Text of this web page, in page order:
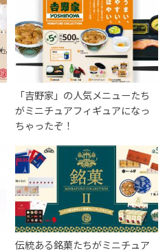
「吉野家​」の人気メニューたち
がミニチュアフィギュアになっ
ちゃったぞ！
伝統ある銘菓たちがミニチュア